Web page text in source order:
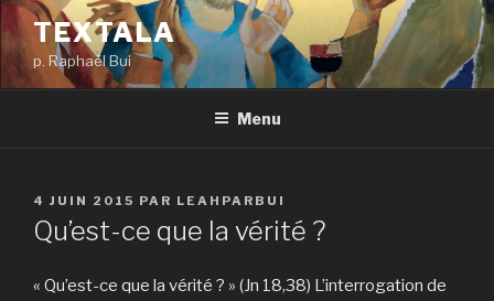
Aller
au
contenu
principal
TEXTALA
p. Raphaël Bui
Menu
PUBLIÉ
LE
4 JUIN 2015 PAR LEAHPARBUI
Qu’est-ce que la vérité ?
« Qu’est-ce que la vérité ? » (Jn 18,38) L’interrogation de